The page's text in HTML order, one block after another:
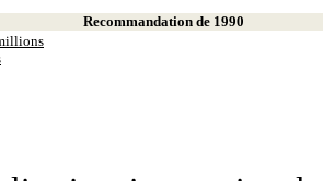
Recommandation de 1990